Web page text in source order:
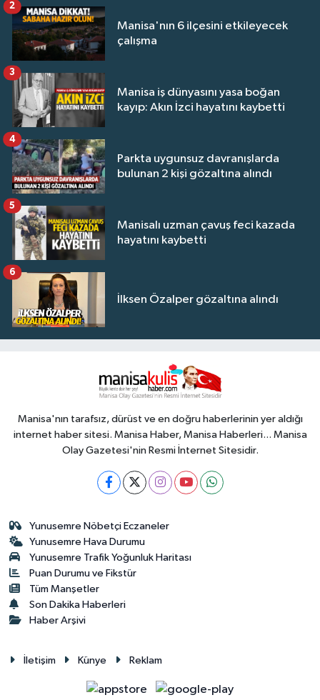
Manisa'nın 6 ilçesini etkileyecek
çalışma
2
Manisa iş dünyasını yasa boğan
kayıp: Akın İzci hayatını kaybetti
3
Parkta uygunsuz davranışlarda
bulunan 2 kişi gözaltına alındı
4
Manisalı uzman çavuş feci kazada
hayatını kaybetti
5
İlksen Özalper gözaltına alındı
6
Manisa'nın tarafsız, dürüst ve en doğru haberlerinin yer aldığı
internet haber sitesi. Manisa Haber, Manisa Haberleri... Manisa
Olay Gazetesi'nin Resmi İnternet Sitesidir.
Yunusemre Nöbetçi Eczaneler
Yunusemre Hava Durumu
Yunusemre Trafik Yoğunluk Haritası
Puan Durumu ve Fikstür
Tüm Manşetler
Son Dakika Haberleri
Haber Arşivi
İletişim Künye Reklam